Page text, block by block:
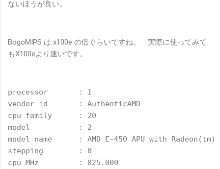
ないほうが良い。
BogoMIPS は x100e の倍ぐらいですね。 実際に使ってみて
もX100eより速いです。
processor       : 1
vendor_id       : AuthenticAMD
cpu family      : 20
model           : 2
model name      : AMD E-450 APU with Radeon(tm)
stepping        : 0
cpu MHz         : 825.000